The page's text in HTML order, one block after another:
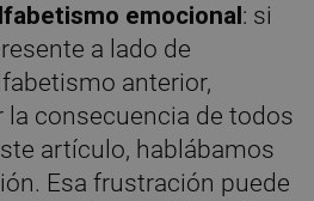
emocional: si
a lado de
anterior,
la consecuencia de todos
artículo, hablábamos
Esa frustración puede